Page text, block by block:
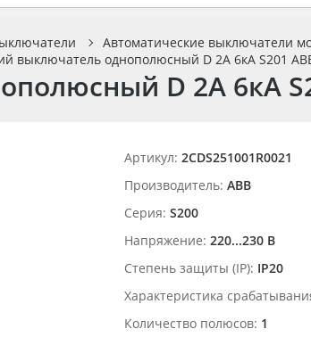
Автоматические выключатели
выключатель однополюсный D 2А 6кА S201
D 2А 6кА
Артикул: 2CDS251001R0021
Производитель: ABB
Серия: S200
Напряжение: 220...230 В
Степень защиты (IP): IP20
Характеристика
Количество полюсов: 1